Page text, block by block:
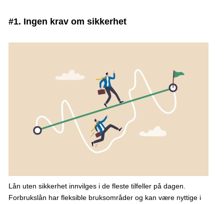
#1. Ingen krav om sikkerhet
Lån uten sikkerhet innvilges i de fleste tilfeller på dagen.
Forbrukslån har fleksible bruksområder og kan være nyttige i